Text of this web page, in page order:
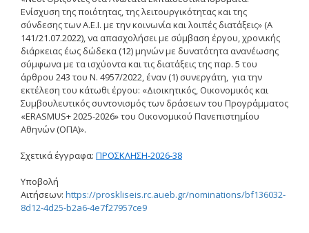
ΕΛ.ΙΔ.Ε.Κ. Μεταδιδάκτορες
Guidelines
Guidelines
Οδηγίες για προμήθεια
ειδών/παροχή υπηρεσιών
με βάση τον Ν.4957/2022
Οδηγίες με βάση τον
Guidelines Archive
Ενίσχυση της ποιότητας, της λειτουργικότητας και της
σύνδεσης των Α.Ε.Ι. με την κοινωνία και λοιπές διατάξεις» (Α
141/21.07.2022), να απασχολήσει με σύμβαση έργου, χρονικής
διάρκειας έως δώδεκα (12) μηνών με δυνατότητα ανανέωσης
σύμφωνα με τα ισχύοντα και τις διατάξεις της παρ. 5 του
άρθρου 243 του Ν. 4957/2022, έναν (1) συνεργάτη, για την
εκτέλεση του κάτωθι έργου: «Διοικητικός, Οικονομικός και
Συμβουλευτικός συντονισμός των δράσεων του Προγράμματος
«ERASMUS+ 2025-2026» του Οικονομικού Πανεπιστημίου
Αθηνών (ΟΠΑ)».
Σχετικά έγγραφα: ΠΡΟΣΚΛΗΣΗ-2026-38
Υποβολή
Αιτήσεων: https://proskliseis.rc.aueb.gr/nominations/bf136032-
8d12-4d25-b2a6-4e7f27957ce9